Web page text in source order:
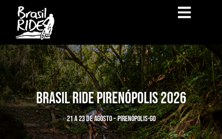
BRASIL RIDE PIRENÓPOLIS 2026
21 a 23 de agosto – Pirenópolis-GO